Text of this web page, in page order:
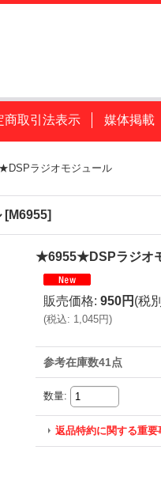
商取引法表示 媒体掲載
ラジオモジュール
[M6955]
★6955★DSPラジオ
販売価格: 950円 (税
(税込: 1,045円)
参考在庫数41点
数量:
返品特約に関する重要